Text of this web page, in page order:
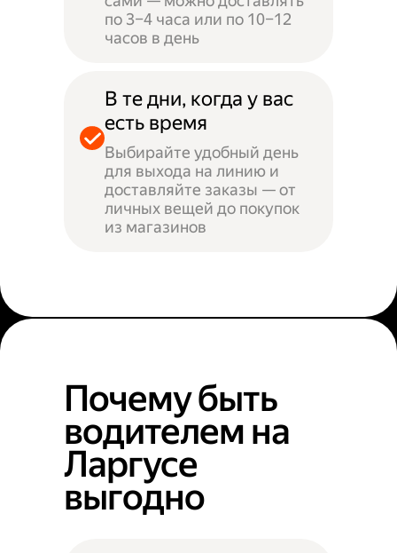
по 3–4 часа или по 10–12
часов в день
В те дни, когда у вас
есть время
Выбирайте удобный день
для выхода на линию и
доставляйте заказы — от
личных вещей до покупок
из магазинов
Почему быть
водителем на
Ларгусе
выгодно